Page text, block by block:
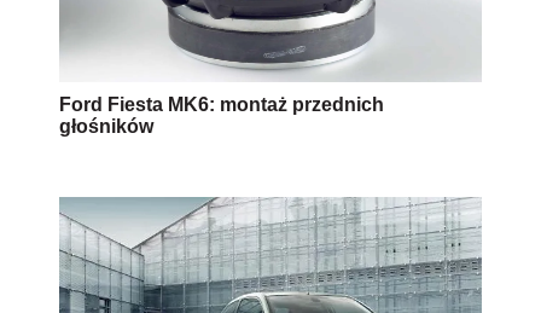
Ford Fiesta MK6: montaż przednich
głośników